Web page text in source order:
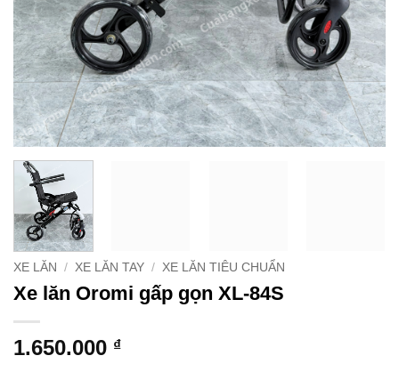
XE LĂN / XE LĂN TAY / XE LĂN TIÊU CHUẨN
Xe lăn Oromi gấp gọn XL-84S
1.650.000 ₫